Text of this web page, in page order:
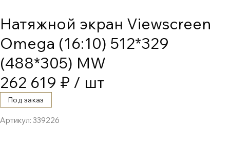
Натяжной экран Viewscreen
Omega (16:10) 512*329
(488*305) MW
262 619 ₽ / шт
Под заказ
Артикул: 339226